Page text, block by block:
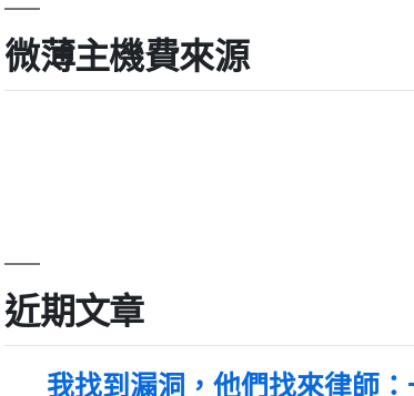
微薄主機費來源
近期文章
我找到漏洞，他們找來律師：